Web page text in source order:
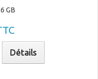
GB
Détails